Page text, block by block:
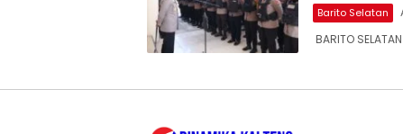
Barito Selatan
BARITO